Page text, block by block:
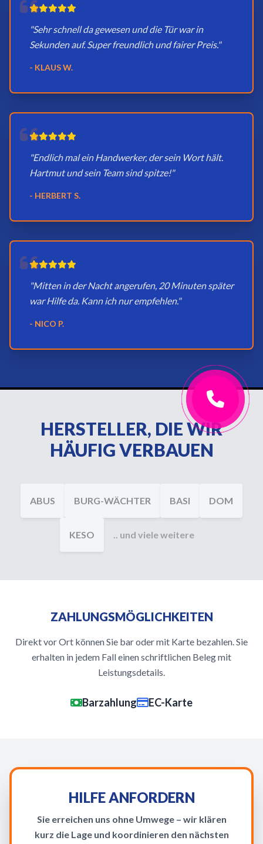
"Sehr schnell da gewesen und die Tür war in
Sekunden auf. Super freundlich und fairer Preis."
- KLAUS W.
"Endlich mal ein Handwerker, der sein Wort hält.
Hartmut und sein Team sind spitze!"
- HERBERT S.
"Mitten in der Nacht angerufen, 20 Minuten später
war Hilfe da. Kann ich nur empfehlen."
- NICO P.
HERSTELLER, DIE WIR
HÄUFIG VERBAUEN
ABUS BURG-WÄCHTER BASI DOM
KESO .. und viele weitere
ZAHLUNGSMÖGLICHKEITEN
Direkt vor Ort können Sie bar oder mit Karte bezahlen. Sie
erhalten in jedem Fall einen schriftlichen Beleg mit
Leistungsdetails.
Barzahlung EC-Karte
HILFE ANFORDERN
Sie erreichen uns ohne Umwege – wir klären
kurz die Lage und koordinieren den nächsten